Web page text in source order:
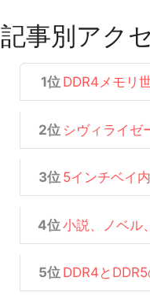
記事別アク
DDR4メモリ
シヴィライゼ
5インチベイ
小説、ノベル
DDR4と